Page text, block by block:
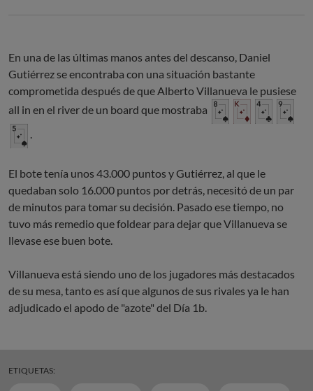
En una de las últimas manos antes del descanso, Daniel
Gutiérrez se encontraba con una situación bastante
comprometida después de que Alberto Villanueva le pusiese
all in en el river de un board que mostraba
.
El bote tenía unos 43.000 puntos y Gutiérrez, al que le
quedaban solo 16.000 puntos por detrás, necesitó de un par
de minutos para tomar su decisión. Pasado ese tiempo, no
tuvo más remedio que foldear para dejar que Villanueva se
llevase ese buen bote.
Villanueva está siendo uno de los jugadores más destacados
de su mesa, tanto es así que algunos de sus rivales ya le han
adjudicado el apodo de "azote" del Día 1b.
ETIQUETAS: